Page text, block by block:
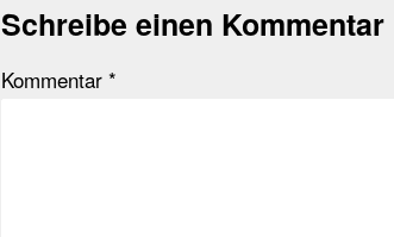
Schreibe einen Kommentar
Kommentar *